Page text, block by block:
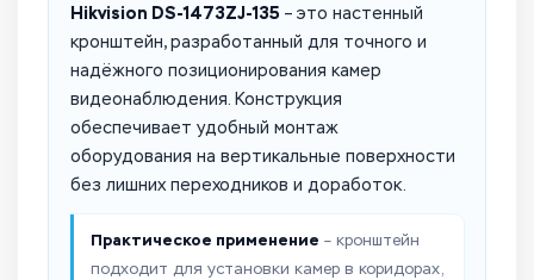
Hikvision DS-1473ZJ-135 – это настенный
кронштейн, разработанный для точного и
надёжного позиционирования камер
видеонаблюдения. Конструкция
обеспечивает удобный монтаж
оборудования на вертикальные поверхности
без лишних переходников и доработок.
Практическое применение – кронштейн
подходит для установки камер в коридорах,